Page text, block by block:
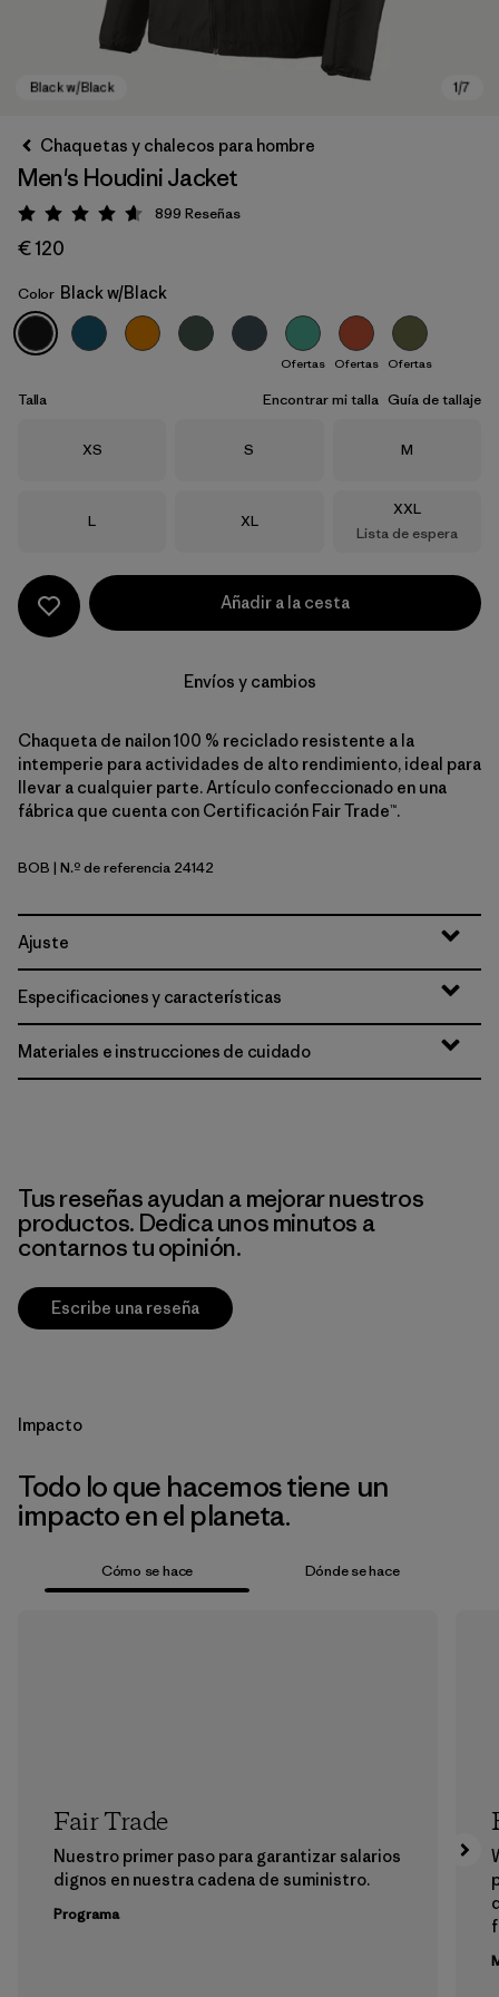
Black w/Black
Chaquetas y chalecos para hombre
Men's Houdini Jacket
Puntuación: 4.6 / 5
899 Reseñas
€ 120
Color Black w/Black
Ofertas Ofertas Ofertas
Talla Encontrar mi talla Guía de tallaje
Talla
XS Talla
S Talla
M
Talla
L Talla
XL
Talla
XXL
Lista de espera
Añadir a la cesta
Envíos y cambios
Chaqueta de nailon 100 % reciclado resistente a la
intemperie para actividades de alto rendimiento, ideal para
llevar a cualquier parte. Artículo confeccionado en una
fábrica que cuenta con Certificación Fair Trade™.
Black w/Black
BOB | N.º de referencia 24142
Ajuste
Especificaciones y características
Materiales e instrucciones de cuidado
Tus reseñas ayudan a mejorar nuestros
productos. Dedica unos minutos a
contarnos tu opinión.
Escribe una reseña
Impacto
Todo lo que hacemos tiene un
impacto en el planeta.
Cómo se hace Dónde se hace
Fair Trade
Nuestro primer paso para garantizar salarios
dignos en nuestra cadena de suministro.
Programa